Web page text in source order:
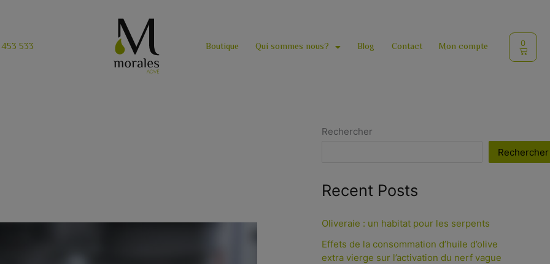
533 Boutique Qui sommes nous? Blog Contact Mon compte 0
Rechercher
Rechercher
Recent Posts
Oliveraie : un habitat pour les serpents
Effets de la consommation d’huile d’olive
extra vierge sur l’activation du nerf vague